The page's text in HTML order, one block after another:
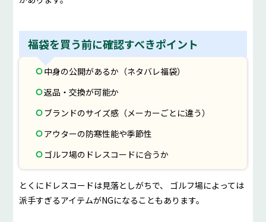
福袋を買う前に確認すべきポイント
中身の公開があるか（ネタバレ福袋）
返品・交換が可能か
ブランドのサイズ感（メーカーごとに違う）
アウターの防寒性能や季節性
ゴルフ場のドレスコードに合うか
とくにドレスコードは見落としがちで、 ゴルフ場によっては
派手すぎるアイテムがNGになることもあります。